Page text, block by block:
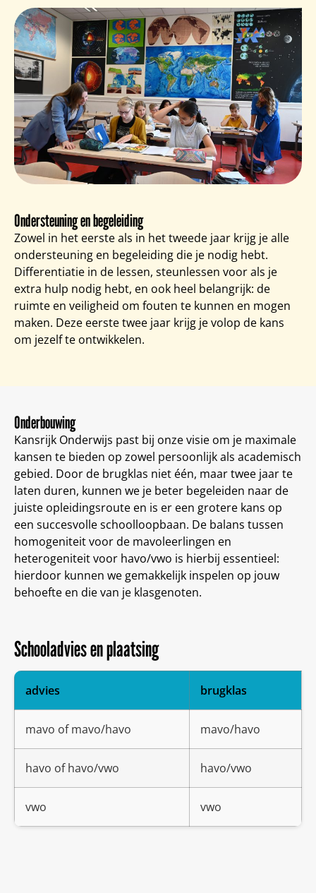
Ondersteuning en begeleiding
Zowel in het eerste als in het tweede jaar krijg je alle
ondersteuning en begeleiding die je nodig hebt.
Differentiatie in de lessen, steunlessen voor als je
extra hulp nodig hebt, en ook heel belangrijk: de
ruimte en veiligheid om fouten te kunnen en mogen
maken. Deze eerste twee jaar krijg je volop de kans
om jezelf te ontwikkelen.
Onderbouwing
Kansrijk Onderwijs past bij onze visie om je maximale
kansen te bieden op zowel persoonlijk als academisch
gebied. Door de brugklas niet één, maar twee jaar te
laten duren, kunnen we je beter begeleiden naar de
juiste opleidingsroute en is er een grotere kans op
een succesvolle schoolloopbaan. De balans tussen
homogeniteit voor de mavoleerlingen en
heterogeniteit voor havo/vwo is hierbij essentieel:
hierdoor kunnen we gemakkelijk inspelen op jouw
behoefte en die van je klasgenoten.
Schooladvies en plaatsing
advies brugklas
mavo of mavo/havo mavo/havo
havo of havo/vwo havo/vwo
vwo vwo